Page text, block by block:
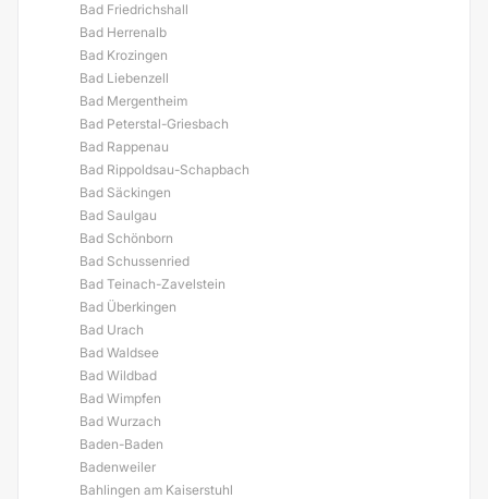
Bad Friedrichshall
Bad Herrenalb
Bad Krozingen
Bad Liebenzell
Bad Mergentheim
Bad Peterstal-Griesbach
Bad Rappenau
Bad Rippoldsau-Schapbach
Bad Säckingen
Bad Saulgau
Bad Schönborn
Bad Schussenried
Bad Teinach-Zavelstein
Bad Überkingen
Bad Urach
Bad Waldsee
Bad Wildbad
Bad Wimpfen
Bad Wurzach
Baden-Baden
Badenweiler
Bahlingen am Kaiserstuhl